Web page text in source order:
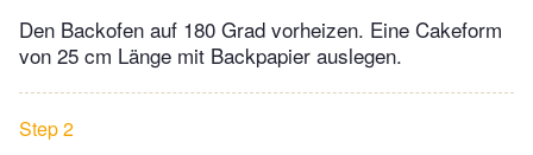
Den Backofen auf 180 Grad vorheizen. Eine Cakeform
von 25 cm Länge mit Backpapier auslegen.
Step 2